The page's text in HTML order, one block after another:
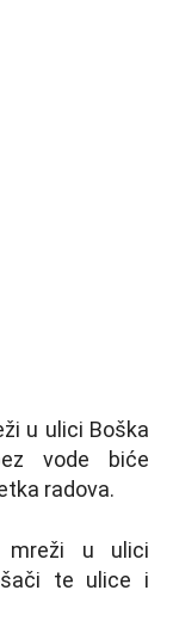
u ulici Boška
vode biće
radova.
mreži u ulici
te ulice i